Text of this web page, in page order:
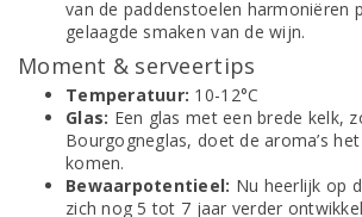
van de paddenstoelen harmoniëren
gelaagde smaken van de wijn.
Moment & serveertips
Temperatuur: 10-12°C
Glas: Een glas met een brede kelk,
Bourgogneglas, doet de aroma’s
komen.
Bewaarpotentieel: Nu heerlijk op
zich nog 5 tot 7 jaar verder